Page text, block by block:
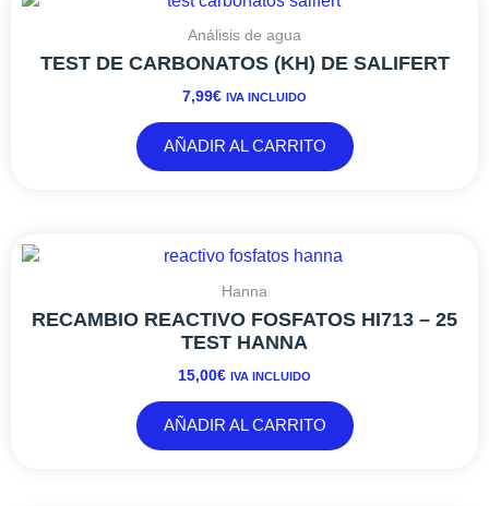
Análisis de agua
TEST DE CARBONATOS (KH) DE SALIFERT
7,99€ IVA INCLUIDO
AÑADIR AL CARRITO
Hanna
RECAMBIO REACTIVO FOSFATOS HI713 – 25
TEST HANNA
15,00€ IVA INCLUIDO
AÑADIR AL CARRITO